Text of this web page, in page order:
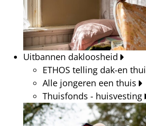
Uitbannen dakloosheid
ETHOS telling dak-en
Alle jongeren een thuis
Thuisfonds - huisvesting